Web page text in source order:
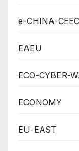
e-CHINA-
EAEU
ECO-CYBER-
ECONOMY
EU-EAST